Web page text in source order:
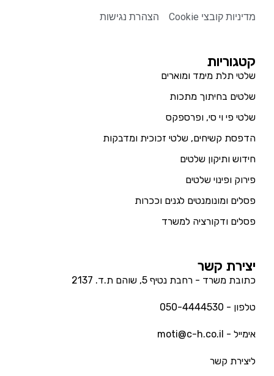
מדיניות קובצי Cookie הצהרת נגישות
קטגוריות
שלטי תלת מימד ומוארים
שלטים בחיתוך מתכות
שלטי פי וי סי, ופרספקס
הדפסת קשיחים, שלטי זכוכית ומדבקות
חידוש ותיקון שלטים
פירוק ופינוי שלטים
פסלים ומונומנטים לגנים וככרות
פסלים ודקורציה למשרד
יצירת קשר
כתובת משרד - רחבת נטיף 5, שוהם ת.ד. 2137
טלפון - 050-4444530
אימייל - moti@c-h.co.il
ליצירת קשר